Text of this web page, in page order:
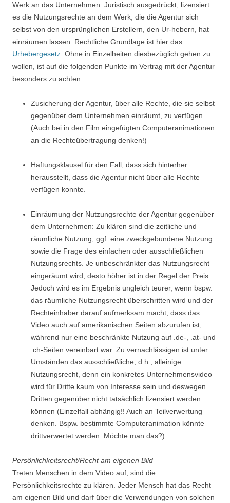
Werk an das Unternehmen. Juristisch ausgedrückt, lizensiert
es die Nutzungsrechte an dem Werk, die die Agentur sich
selbst von den ursprünglichen Erstellern, den Ur-hebern, hat
einräumen lassen. Rechtliche Grundlage ist hier das
Urhebergesetz . Ohne in Einzelheiten diesbezüglich gehen zu
wollen, ist auf die folgenden Punkte im Vertrag mit der Agentur
besonders zu achten:
Zusicherung der Agentur, über alle Rechte, die sie selbst
gegenüber dem Unternehmen einräumt, zu verfügen.
(Auch bei in den Film eingefügten Computeranimationen
an die Rechteübertragung denken!)
Haftungsklausel für den Fall, dass sich hinterher
herausstellt, dass die Agentur nicht über alle Rechte
verfügen konnte.
Einräumung der Nutzungsrechte der Agentur gegenüber
dem Unternehmen: Zu klären sind die zeitliche und
räumliche Nutzung, ggf. eine zweckgebundene Nutzung
sowie die Frage des einfachen oder ausschließlichen
Nutzungsrechts. Je unbeschränkter das Nutzungsrecht
eingeräumt wird, desto höher ist in der Regel der Preis.
Jedoch wird es im Ergebnis ungleich teurer, wenn bspw.
das räumliche Nutzungsrecht überschritten wird und der
Rechteinhaber darauf aufmerksam macht, dass das
Video auch auf amerikanischen Seiten abzurufen ist,
während nur eine beschränkte Nutzung auf .de-, .at- und
.ch-Seiten vereinbart war. Zu vernachlässigen ist unter
Umständen das ausschließliche, d.h., alleinige
Nutzungsrecht, denn ein konkretes Unternehmensvideo
wird für Dritte kaum von Interesse sein und deswegen
Dritten gegenüber nicht tatsächlich lizensiert werden
können (Einzelfall abhängig!! Auch an Teilverwertung
denken. Bspw. bestimmte Computeranimation könnte
drittverwertet werden. Möchte man das?)
Persönlichkeitsrecht/Recht am eigenen Bild
Treten Menschen in dem Video auf, sind die
Persönlichkeitsrechte zu klären. Jeder Mensch hat das Recht
am eigenen Bild und darf über die Verwendungen von solchen